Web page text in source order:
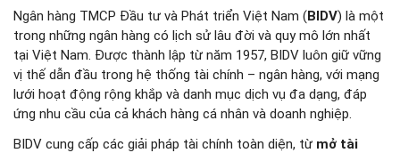
Ngân hàng TMCP Đầu tư và Phát triển Việt Nam (BIDV) là một
trong những ngân hàng có lịch sử lâu đời và quy mô lớn nhất
tại Việt Nam. Được thành lập từ năm 1957, BIDV luôn giữ vững
vị thế dẫn đầu trong hệ thống tài chính – ngân hàng, với mạng
lưới hoạt động rộng khắp và danh mục dịch vụ đa dạng, đáp
ứng nhu cầu của cả khách hàng cá nhân và doanh nghiệp.
BIDV cung cấp các giải pháp tài chính toàn diện, từ mở tài